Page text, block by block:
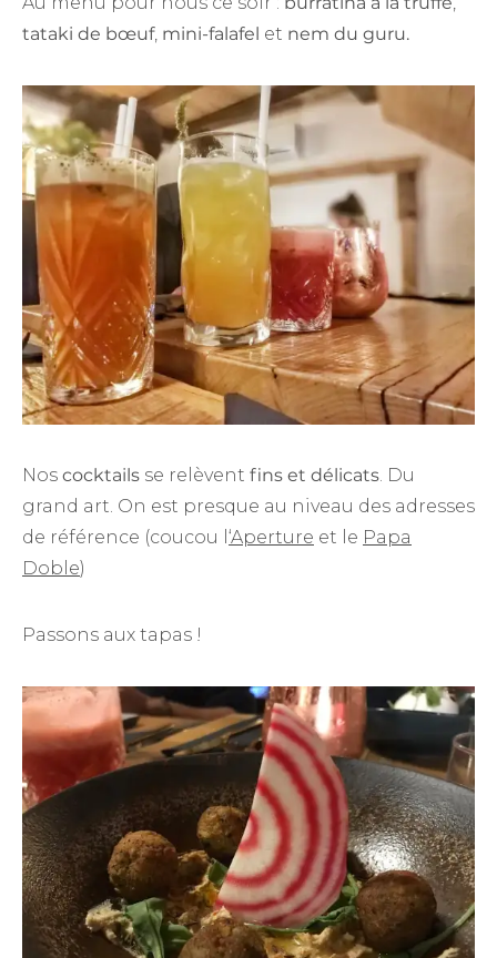
tataki de bœuf, mini-falafel et nem du guru.
Nos cocktails se relèvent fins et délicats. Du
grand art. On est presque au niveau des adresses
de référence (coucou l ‘Aperture et le Papa
Doble)
Passons aux tapas !